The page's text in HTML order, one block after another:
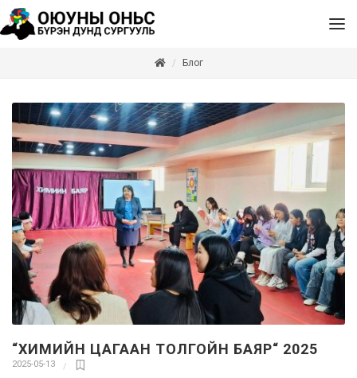
Блог
“ХИМИЙН ЦАГААН ТОЛГОЙН БАЯР“ 2025
2025-05-13